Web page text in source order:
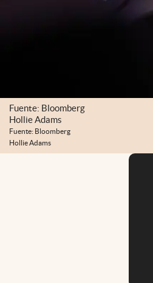
Fuente: Bloomberg
Hollie Adams
Fuente: Bloomberg
Hollie Adams